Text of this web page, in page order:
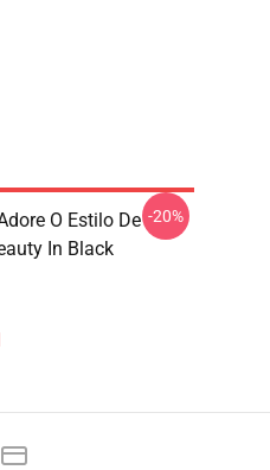
O Estilo De
In Black
-20%